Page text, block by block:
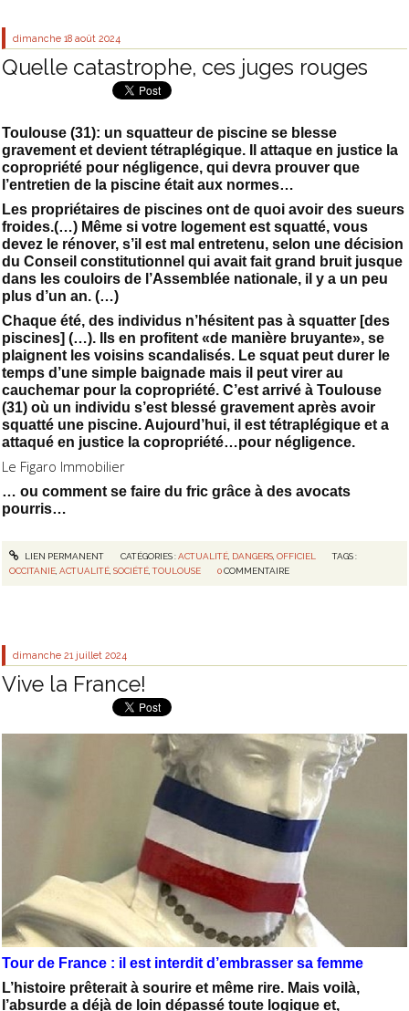
dimanche 18 août 2024
Quelle catastrophe, ces juges rouges
Toulouse (31): un squatteur de piscine se blesse
gravement et devient tétraplégique. Il attaque en justice la
copropriété pour négligence, qui devra prouver que
l’entretien de la piscine était aux normes…
Les propriétaires de piscines ont de quoi avoir des sueurs
froides.(…) Même si votre logement est squatté, vous
devez le rénover, s’il est mal entretenu, selon une décision
du Conseil constitutionnel qui avait fait grand bruit jusque
dans les couloirs de l’Assemblée nationale, il y a un peu
plus d’un an. (…)
Chaque été, des individus n’hésitent pas à squatter [des
piscines] (…). Ils en profitent «de manière bruyante», se
plaignent les voisins scandalisés. Le squat peut durer le
temps d’une simple baignade mais il peut virer au
cauchemar pour la copropriété. C’est arrivé à Toulouse
(31) où un individu s’est blessé gravement après avoir
squatté une piscine. Aujourd’hui, il est tétraplégique et a
attaqué en justice la copropriété…pour négligence.
Le Figaro Immobilier
… ou comment se faire du fric grâce à des avocats
pourris…
LIEN PERMANENT CATÉGORIES :ACTUALITÉ, DANGERS, OFFICIEL
TAGS :
OCCITANIE ,ACTUALITÉ ,SOCIÉTÉ ,TOULOUSE 0 COMMENTAIRE
dimanche 21 juillet 2024
Vive la France!
Tour de France : il est interdit d’embrasser sa femme
L’histoire prêterait à sourire et même rire. Mais voilà,
l’absurde a déjà de loin dépassé toute logique et,